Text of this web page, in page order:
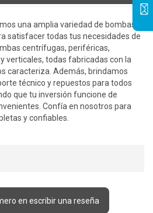
una amplia variedad de bombas
satisfacer todas tus necesidades de
centrífugas, periféricas,
verticales, todas fabricadas con la
caracteriza. Además, brindamos
técnico y repuestos para todos
que tu inversión funcione de
Confía en nosotros para
y confiables.
en escribir una reseña